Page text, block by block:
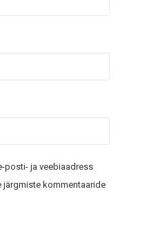
posti- ja veebiaadress
järgmiste kommentaaride